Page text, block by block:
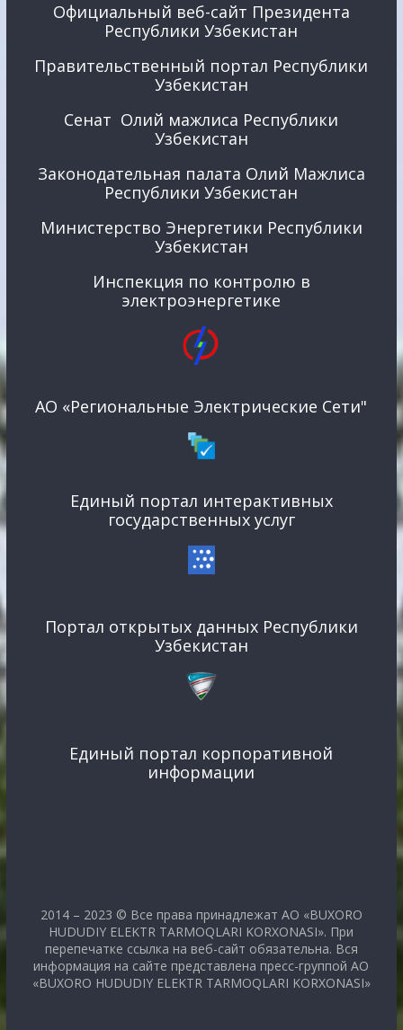
Официальный веб-сайт Президента
Республики Узбекистан
Правительственный портал Республики
Узбекистан
Сенат Олий мажлиса Республики
Узбекистан
Законодательная палата Олий Мажлиса
Республики Узбекистан
Министерство Энергетики Республики
Узбекистан
Инспекция по контролю в
электроэнергетике
АО «Региональные Электрические Сети"
Единый портал интерактивных
государственных услуг
Портал открытых данных Республики
Узбекистан
Единый портал корпоративной
информации
2014 – 2023 © Все права принадлежат АО «BUXORO
HUDUDIY ELEKTR TARMOQLARI KORXONASI». При
перепечатке ссылка на веб-сайт обязательна. Вся
информация на сайте представлена пресс-группой АО
«BUXORO HUDUDIY ELEKTR TARMOQLARI KORXONASI»